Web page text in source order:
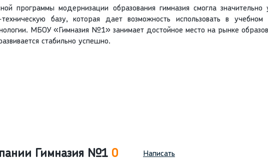
программы модернизации образования гимназия смогла значительно
базу, которая дает возможность использовать в учебном
МБОУ «Гимназия №1» занимает достойное место на рынке
стабильно успешно.
Гимназия №1 0 Написать